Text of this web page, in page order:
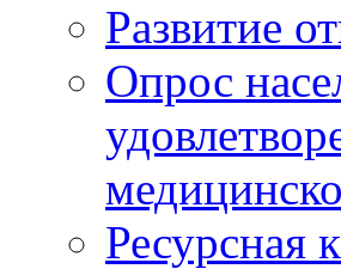
Развитие
Опрос
Ресурсная